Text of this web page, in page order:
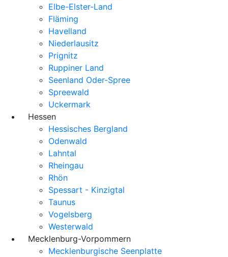
Elbe-Elster-Land
Fläming
Havelland
Niederlausitz
Prignitz
Ruppiner Land
Seenland Oder-Spree
Spreewald
Uckermark
Hessen
Hessisches Bergland
Odenwald
Lahntal
Rheingau
Rhön
Spessart - Kinzigtal
Taunus
Vogelsberg
Westerwald
Mecklenburg-Vorpommern
Mecklenburgische Seenplatte